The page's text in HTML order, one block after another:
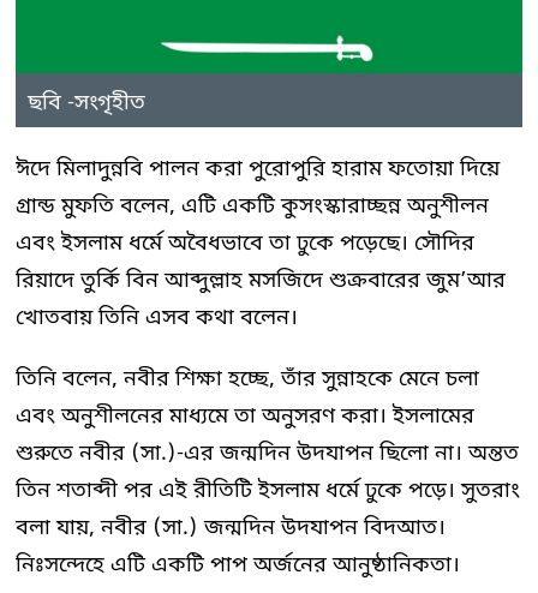
ছবি -সংগৃহীত
ঈদে মিলাদুন্নবি পালন করা পুরোপুরি হারাম ফতোয়া দিয়ে
গ্রান্ড মুফতি বলেন, এটি একটি কুসংস্কারাচ্ছন্ন অনুশীলন
এবং ইসলাম ধর্মে অবৈধভাবে তা ঢুকে পড়েছে। সৌদির
রিয়াদে তুর্কি বিন আব্দুল্লাহ মসজিদে শুক্রবারের জুম’আর
খোতবায় তিনি এসব কথা বলেন।
তিনি বলেন, নবীর শিক্ষা হচ্ছে, তাঁর সুন্নাহকে মেনে চলা
এবং অনুশীলনের মাধ্যমে তা অনুসরণ করা। ইসলামের
শুরুতে নবীর (সা.)-এর জন্মদিন উদযাপন ছিলো না। অন্তত
তিন শতাব্দী পর এই রীতিটি ইসলাম ধর্মে ঢুকে পড়ে। সুতরাং
বলা যায়, নবীর (সা.) জন্মদিন উদযাপন বিদআত।
নিঃসন্দেহে এটি একটি পাপ অর্জনের আনুষ্ঠানিকতা।